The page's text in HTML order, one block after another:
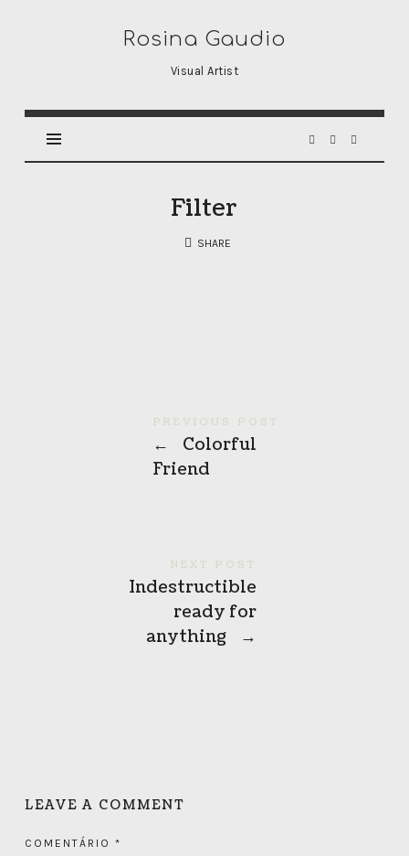
Rosina
Gaudio
Rosina Gaudio
Visual Artist
Filter
SHARE
PREVIOUS POST
←
Colorful
Friend
NEXT POST
Indestructible
ready for
anything
→
LEAVE A COMMENT
COMENTÁRIO *